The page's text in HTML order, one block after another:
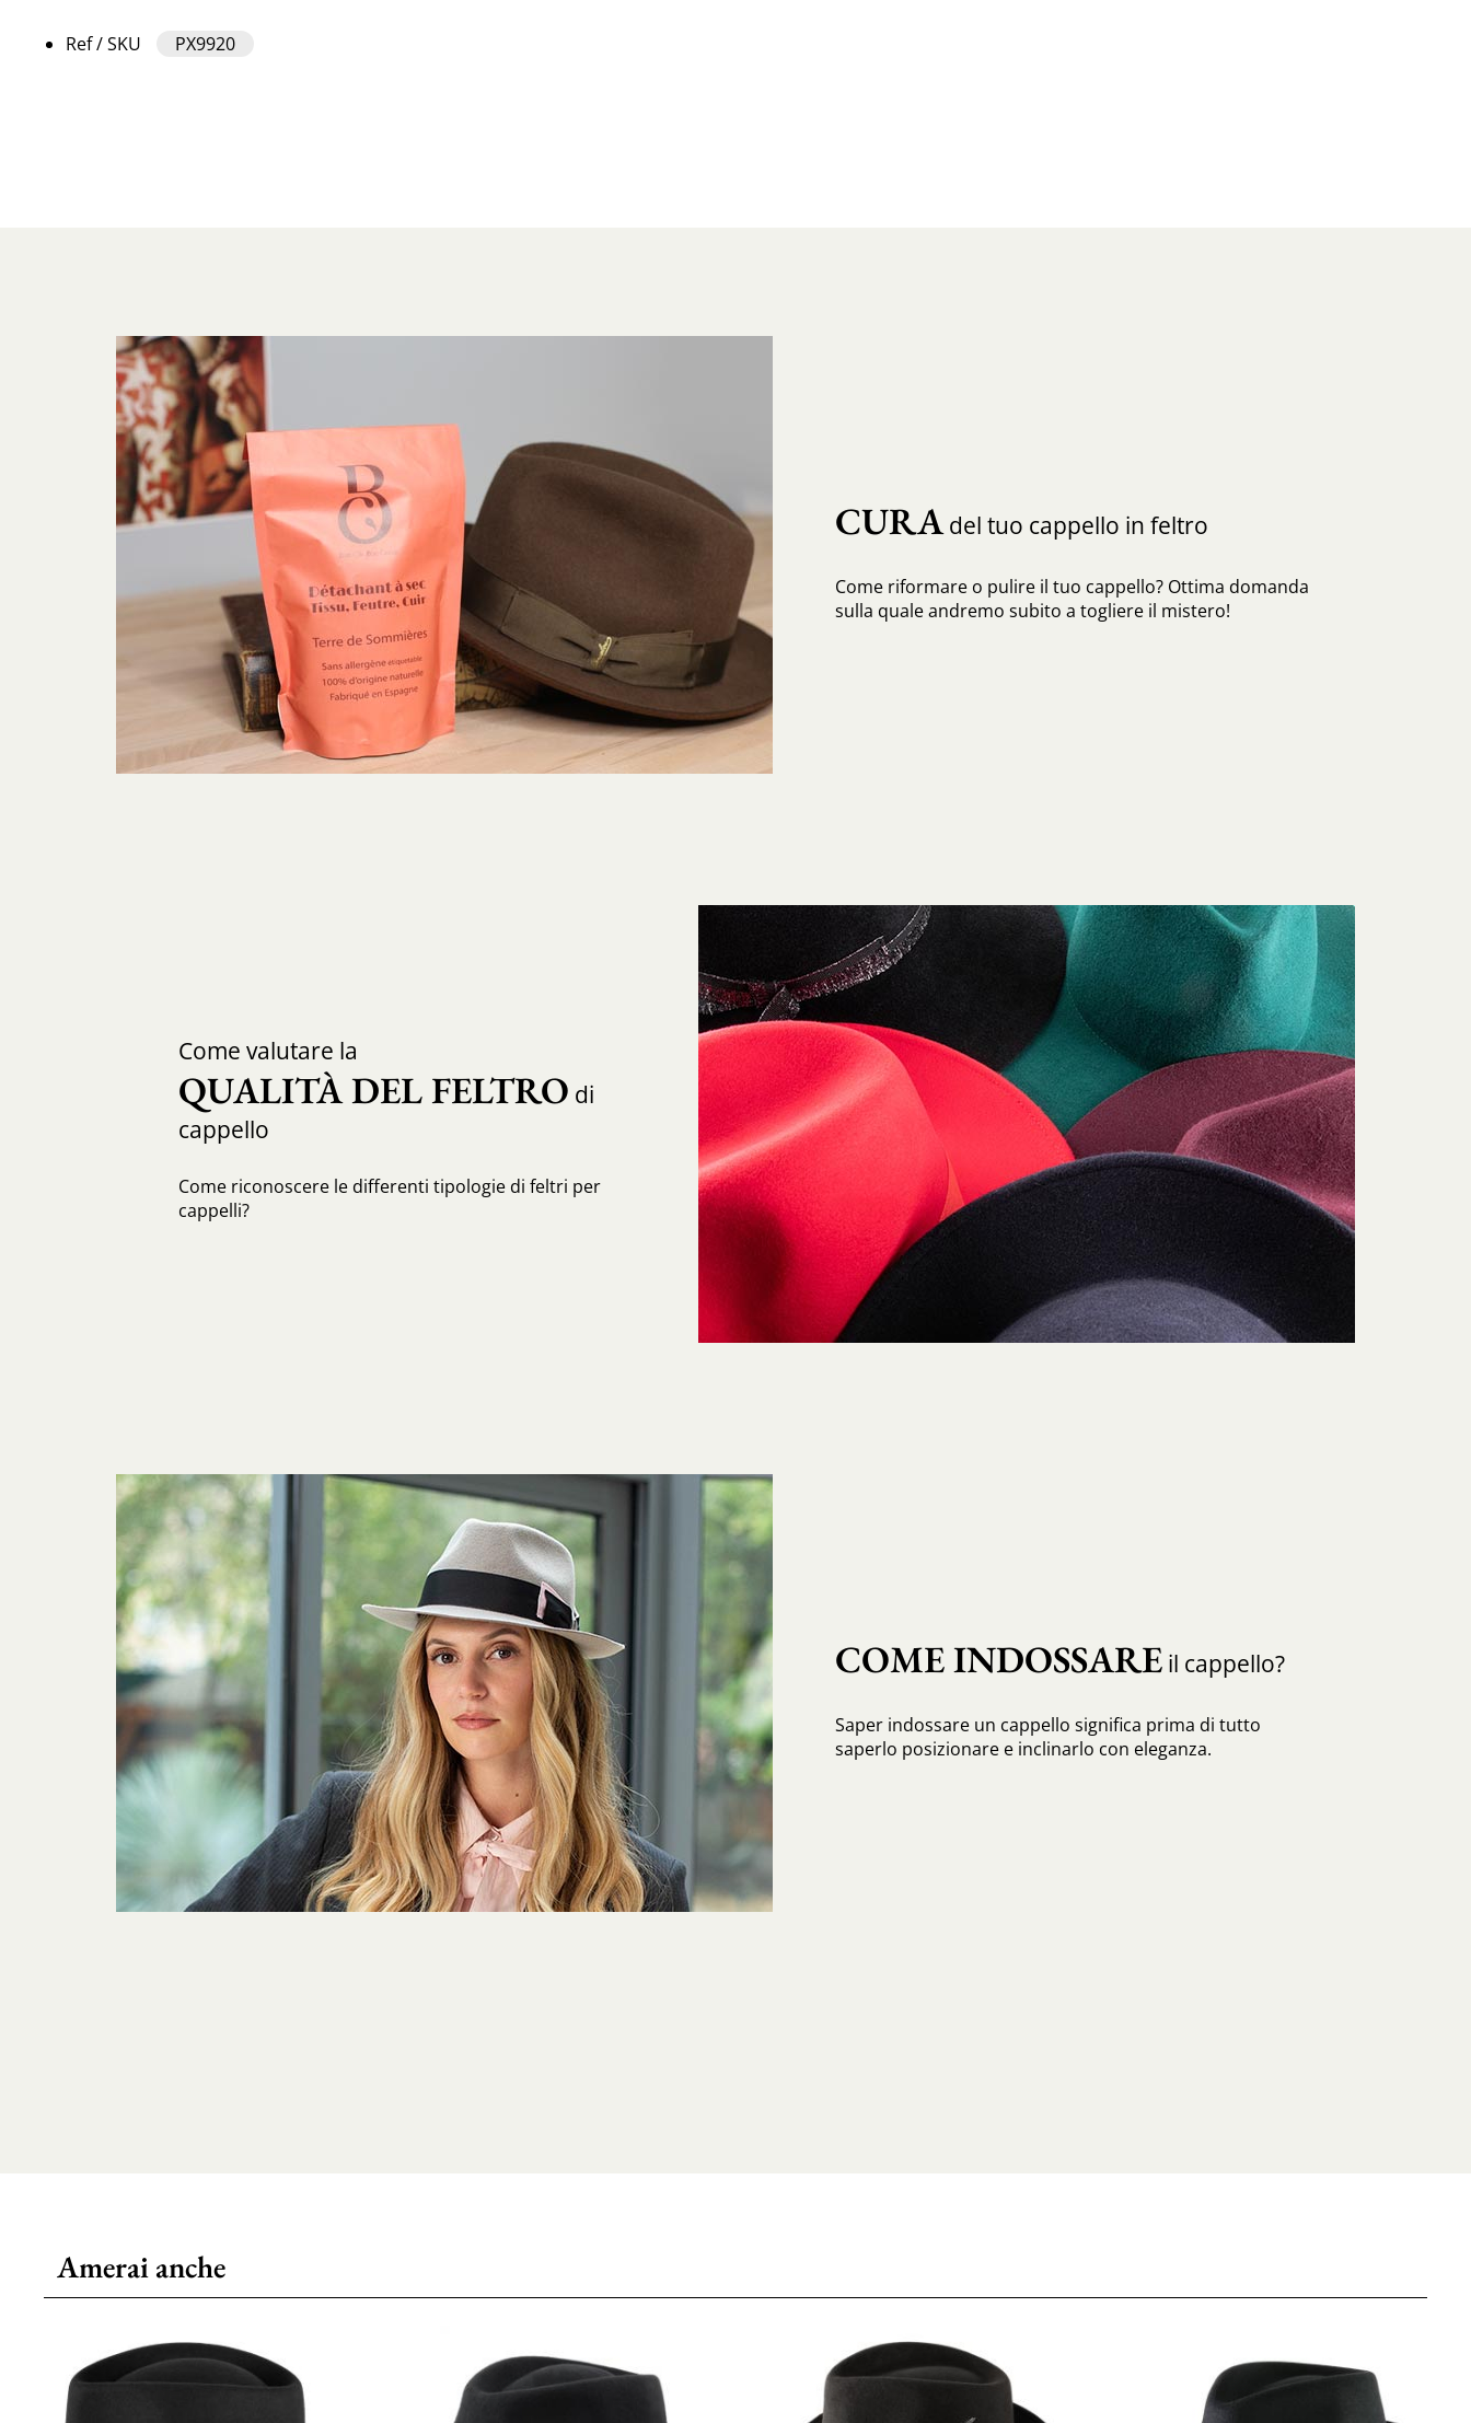
Ref / SKU PX9920
CURAdel tuo cappello in feltro
Come riformare o pulire il tuo cappello? Ottima domanda
sulla quale andremo subito a togliere il mistero!
Come valutare la
QUALITÀ DEL FELTRO di
cappello
Come riconoscere le differenti tipologie di feltri per
cappelli?
COME INDOSSAREil cappello?
Saper indossare un cappello significa prima di tutto
saperlo posizionare e inclinarlo con eleganza.
Amerai anche